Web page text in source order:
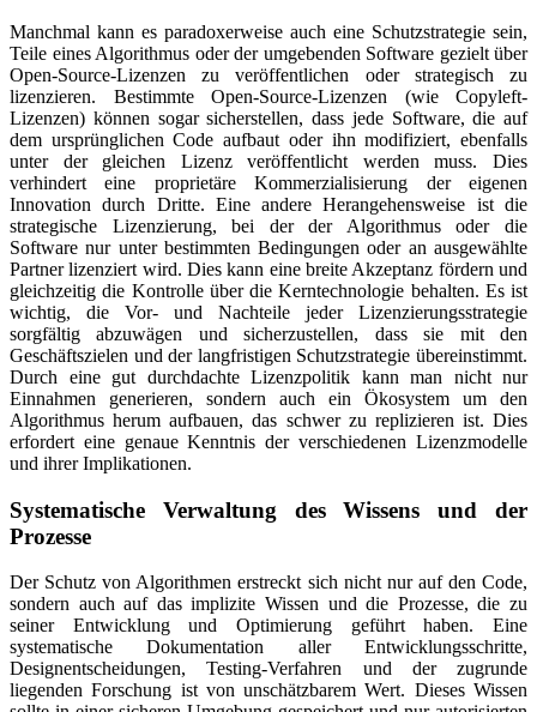
Manchmal kann es paradoxerweise auch eine Schutzstrategie sein,
Teile eines Algorithmus oder der umgebenden Software gezielt über
Open-Source-Lizenzen zu veröffentlichen oder strategisch zu
lizenzieren. Bestimmte Open-Source-Lizenzen (wie Copyleft-
Lizenzen) können sogar sicherstellen, dass jede Software, die auf
dem ursprünglichen Code aufbaut oder ihn modifiziert, ebenfalls
unter der gleichen Lizenz veröffentlicht werden muss. Dies
verhindert eine proprietäre Kommerzialisierung der eigenen
Innovation durch Dritte. Eine andere Herangehensweise ist die
strategische Lizenzierung, bei der der Algorithmus oder die
Software nur unter bestimmten Bedingungen oder an ausgewählte
Partner lizenziert wird. Dies kann eine breite Akzeptanz fördern und
gleichzeitig die Kontrolle über die Kerntechnologie behalten. Es ist
wichtig, die Vor- und Nachteile jeder Lizenzierungsstrategie
sorgfältig abzuwägen und sicherzustellen, dass sie mit den
Geschäftszielen und der langfristigen Schutzstrategie übereinstimmt.
Durch eine gut durchdachte Lizenzpolitik kann man nicht nur
Einnahmen generieren, sondern auch ein Ökosystem um den
Algorithmus herum aufbauen, das schwer zu replizieren ist. Dies
erfordert eine genaue Kenntnis der verschiedenen Lizenzmodelle
und ihrer Implikationen.
Systematische Verwaltung des Wissens und der
Prozesse
Der Schutz von Algorithmen erstreckt sich nicht nur auf den Code,
sondern auch auf das implizite Wissen und die Prozesse, die zu
seiner Entwicklung und Optimierung geführt haben. Eine
systematische Dokumentation aller Entwicklungsschritte,
Designentscheidungen, Testing-Verfahren und der zugrunde
liegenden Forschung ist von unschätzbarem Wert. Dieses Wissen